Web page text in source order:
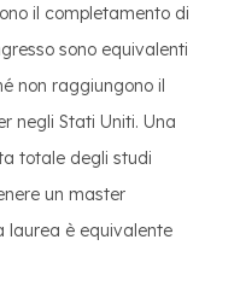
il completamento di
sono equivalenti
non raggiungono il
negli Stati Uniti. Una
totale degli studi
un master
laurea è equivalente